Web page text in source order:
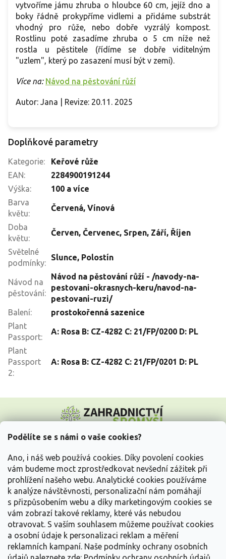
Podělíte se s námi o vaše cookies?
Ano, i náš web používá cookies. Díky povolení cookies
vám budeme moct zprostředkovat nevšední zážitek při
prohlížení našeho webu. Analytické cookies používáme
k analýze návštěvnosti, personalizační nám pomáhají
s přizpůsobením webu a díky marketingovým cookies se
vám zobrazí takové reklamy, které vás nebudou
otravovat. S vaším souhlasem můžeme používat cookies
a osobní údaje k personalizaci reklam a měření
reklamních kampaní. Naše podmínky ochrany osobních
vytvoříme jámu zhruba o hloubce 60 cm, jejíž dno a
boky řádně prokypříme vidlemi a přidáme substrát
vhodný pro růže, nebo dobře vyzrálý kompost.
Rostlinu poté zasadíme zhruba o 5 cm níže než
rostla u pěstitele (řídíme se dobře viditelným
"uzlem", který po zasazení musí být v zemi).
Více na: Návod na pěstování růží
Autor: Jana | Revize: 20.11. 2025
Doplňkové parametry
Kategorie:
Keřové růže
EAN:
2284900191244
Výška:
100 a více
Barva
květu:
Červená, Vínová
Doba
květu:
Červen, Červenec, Srpen, Září, Říjen
Světelné
podmínky:
Slunce, Polostín
Návod na
pěstování:
Návod na pěstování růží - /navody-na-
pestovani-okrasnych-keru/navod-na-
pestovani-ruzi/
Balení:
prostokořenná sazenice
Plant
Passport:
A: Rosa B: CZ-4282 C: 21/FP/0200 D: PL
Plant
Passport
2:
A: Rosa B: CZ-4282 C: 21/FP/0201 D: PL
p
Vše o nákupu
Informace pro Vás
Kontakujte nás